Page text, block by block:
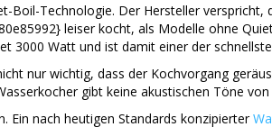
Boil-Technologie. Der Hersteller verspricht,
leiser kocht, als Modelle ohne
3000 Watt und ist damit einer der
nur wichtig, dass der Kochvorgang
gibt keine akustischen Töne von
Ein nach heutigen Standards konzipierter